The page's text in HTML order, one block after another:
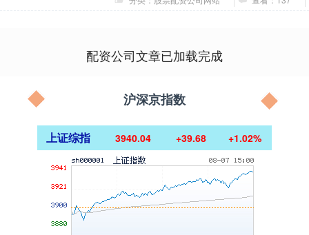
配资公司文章已加载完成
沪深京指数
上证综指 3940.04 +39.68 +1.02%